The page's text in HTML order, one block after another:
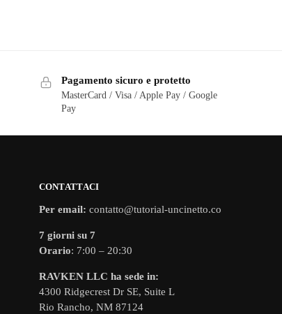
Pagamento sicuro e protetto
MasterCard / Visa / Apple Pay / Google
Pay
CONTATTACI
Per email: contatto@tutorial-uncinetto.co
7 giorni su 7
Orario: 7:00 – 20:30
RAVKEN LLC ha sede in:
4300 Ridgecrest Dr SE, Suite L
Rio Rancho, NM 87124